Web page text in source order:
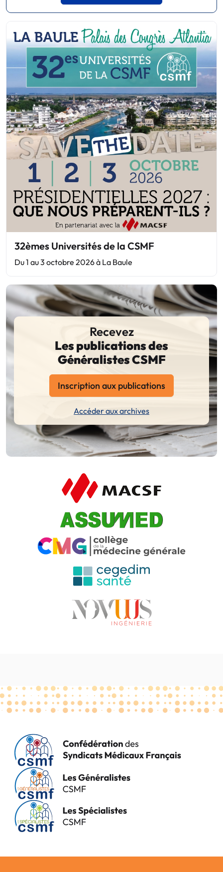
32èmes Universités de la CSMF
Du 1 au 3 octobre 2026 à La Baule
Recevez
Les publications des
Généralistes CSMF
Inscription aux publications
Accéder aux archives